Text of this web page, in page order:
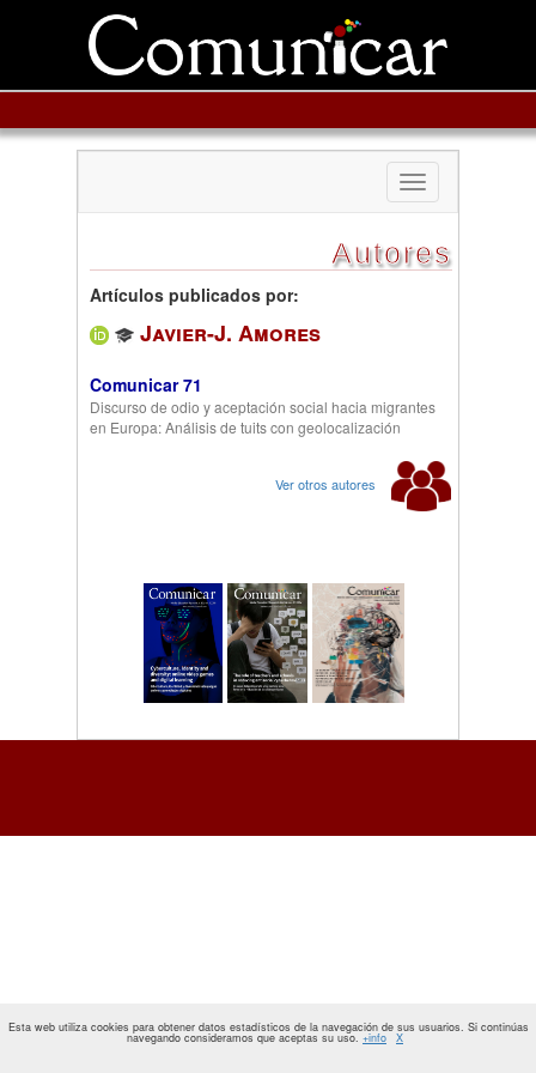
Toggle
navigation
Autores
Artículos publicados por:
Javier-J. Amores
Comunicar 71
Discurso de odio y aceptación social hacia migrantes
en Europa: Análisis de tuits con geolocalización
Ver otros autores
Esta web utiliza cookies para obtener datos estadísticos de la navegación de sus usuarios. Si continúas
navegando consideramos que aceptas su uso. +info X